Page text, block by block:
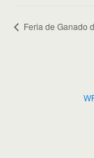
Feria de Ganado